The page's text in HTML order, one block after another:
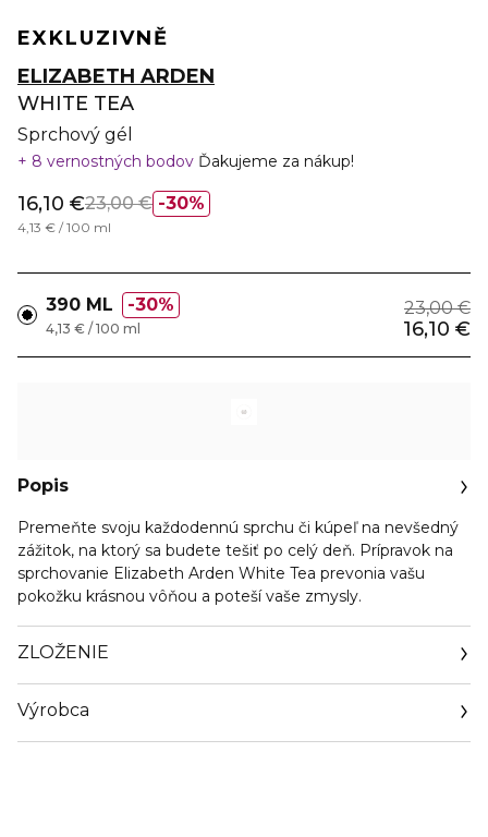
EXKLUZIVNĚ
ELIZABETH ARDEN
WHITE TEA
Sprchový gél
8 vernostných bodov Ďakujeme za nákup!
30%
16,10 €23,00 €
4,13 € / 100 ml
390 ML 30% 23,00 €
16,10 €
4,13 € / 100 ml
Popis
Premeňte svoju každodennú sprchu či kúpeľ na nevšedný
zážitok, na ktorý sa budete tešiť po celý deň. Prípravok na
sprchovanie Elizabeth Arden White Tea prevonia vašu
pokožku krásnou vôňou a poteší vaše zmysly.
ZLOŽENIE
Výrobca